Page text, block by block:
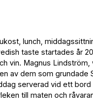
lunch,
taste startades år
vin. Magnus Lindström,
av dem som grundade
serverad vid ett bord
till maten och